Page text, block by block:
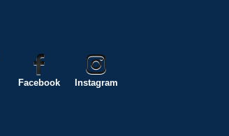
Facebook Instagram